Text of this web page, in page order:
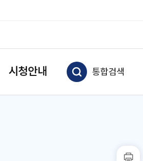
시청안내 통합검색